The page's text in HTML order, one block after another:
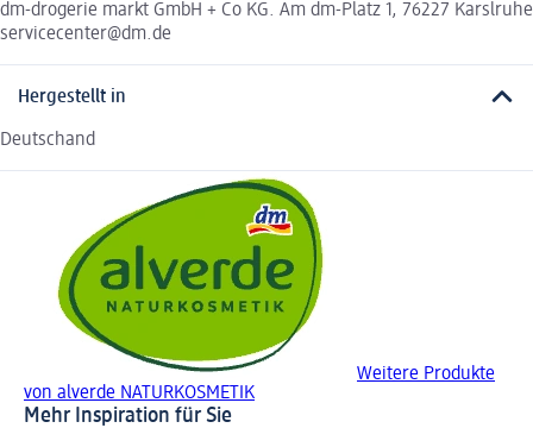
dm-drogerie markt GmbH + Co KG. Am dm-Platz 1, 76227 Karslruhe
servicecenter@dm.de
Hergestellt in
Deutschand
Weitere Produkte
von alverde NATURKOSMETIK
Mehr Inspiration für Sie